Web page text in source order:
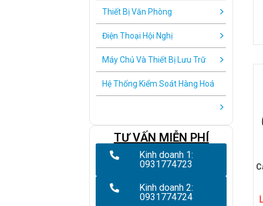
Thiết Bị Văn Phòng
Điện Thoại Hội Nghị
Máy Chủ Và Thiết Bị Lưu Trữ
Hệ Thống Kiểm Soát Hàng Hoá
TƯ VẤN MIỄN PHÍ
Kinh doanh 1:
0931774723
Kinh doanh 2:
0931774724